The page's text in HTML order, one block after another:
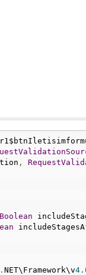
,
Boolean
. NET\Framework\v